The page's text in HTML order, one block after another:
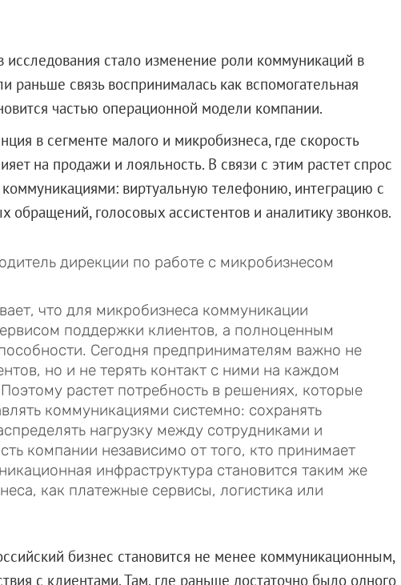
стало изменение роли коммуникаций в
раньше связь воспринималась как вспомогательная
частью операционной модели компании.
в сегменте малого и микробизнеса, где скорость
на продажи и лояльность. В связи с этим растет спрос
виртуальную телефонию, интеграцию с
обращений, голосовых ассистентов и аналитику звонков.
дирекции по работе с микробизнесом
что для микробизнеса коммуникации
поддержки клиентов, а полноценным
Сегодня предпринимателям важно не
но и не терять контакт с ними на каждом
растет потребность в решениях, которые
коммуникациями системно: сохранять
нагрузку между сотрудниками и
компании независимо от того, кто принимает
инфраструктура становится таким же
как платежные сервисы, логистика или
бизнес становится не менее коммуникационным,
с клиентами. Там, где раньше достаточно было одного